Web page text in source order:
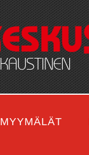
MYYMÄLÄT